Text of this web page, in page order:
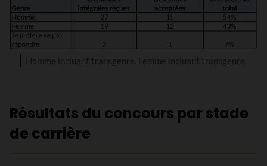
Résultats du concours par stade
de carrière